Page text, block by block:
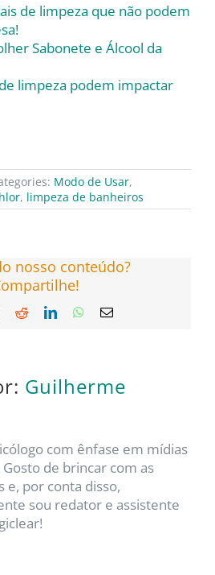
de limpeza que não podem
Sabonete e Álcool da
limpeza podem impactar
Modo de Usar,
, limpeza de banheiros
nosso conteúdo?
RedditLinkedInWhatsApp
E-
Guilherme
com ênfase em mídias
Gosto de brincar com as
e, por conta disso,
sou redator e assistente